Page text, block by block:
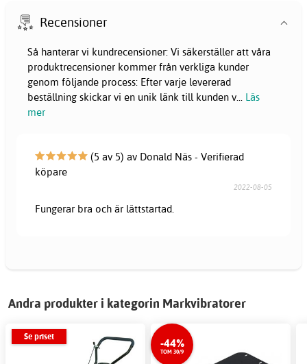
Recensioner
Så hanterar vi kundrecensioner: Vi säkerställer att våra
produktrecensioner kommer från verkliga kunder
genom följande process: Efter varje levererad
beställning skickar vi en unik länk till kunden v... Läs
mer
(5 av 5) av Donald Näs - Verifierad
köpare
2022-08-05
Fungerar bra och är lättstartad.
Andra produkter i kategorin Markvibratorer
Se priset -44%
TOM 30/9